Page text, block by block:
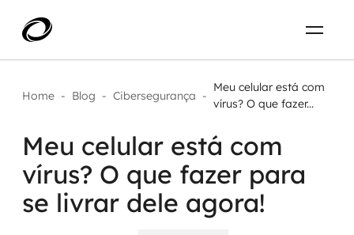
Aplicar IA com impacto real
AI / Machine Learning
Projetos
Home - Blog - Cibersegurança -
Meu celular está com
vírus? O que fazer...
Meu celular está com
vírus? O que fazer para
se livrar dele agora!